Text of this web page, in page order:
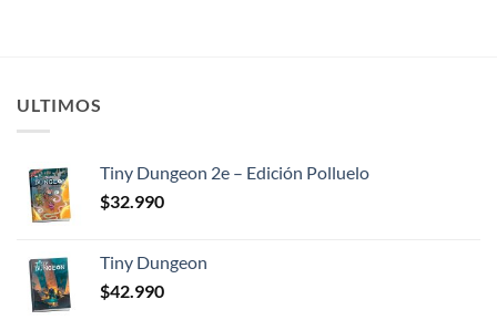
ULTIMOS
Tiny Dungeon 2e – Edición Polluelo
$32.990
Tiny Dungeon
$42.990